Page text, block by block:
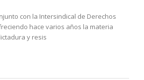
con la Intersindical de Derechos
hace varios años la materia
y resis